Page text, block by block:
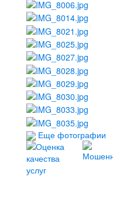
Еще фотографии